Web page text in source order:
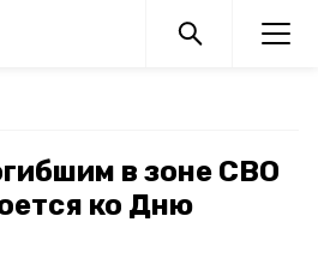
в зоне СВО
ко Дню